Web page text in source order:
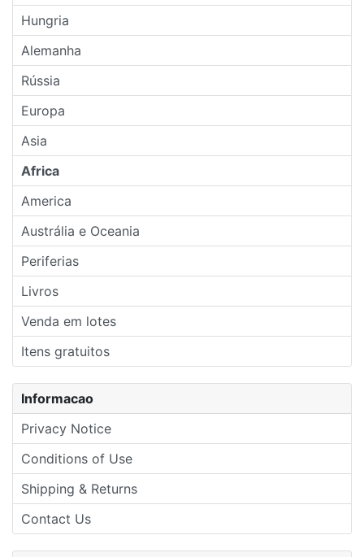
Hungria
Alemanha
Rússia
Europa
Asia
Africa
America
Austrália e Oceania
Periferias
Livros
Venda em lotes
Itens gratuitos
Informacao
Privacy Notice
Conditions of Use
Shipping & Returns
Contact Us